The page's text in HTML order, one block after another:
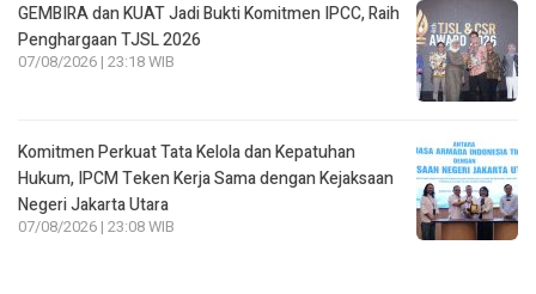
GEMBIRA dan KUAT Jadi Bukti Komitmen IPCC, Raih
Penghargaan TJSL 2026
07/08/2026 | 23:18 WIB
Komitmen Perkuat Tata Kelola dan Kepatuhan
Hukum, IPCM Teken Kerja Sama dengan Kejaksaan
Negeri Jakarta Utara
07/08/2026 | 23:08 WIB